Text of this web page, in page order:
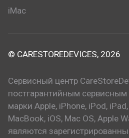
iMac
© CARESTOREDEVICES, 2026
Сервисный центр
постгарантийным
марки Apple, iPhone, iPod,
MacBook, iOS, Mac OS, Apple
являются